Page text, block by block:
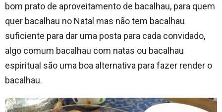
bom prato de aproveitamento de bacalhau, para quem
quer bacalhau no Natal mas não tem bacalhau
suficiente para dar uma posta para cada convidado,
algo comum bacalhau com natas ou bacalhau
espiritual são uma boa alternativa para fazer render o
bacalhau.